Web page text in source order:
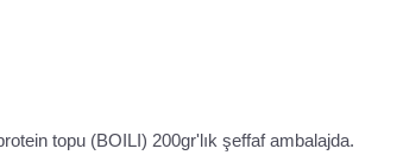
topu (BOILI) 200gr'lık şeffaf ambalajda.